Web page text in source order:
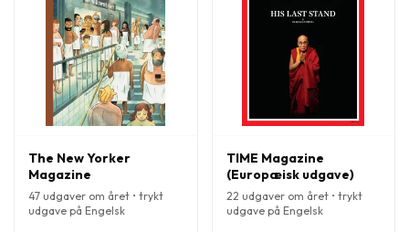
The New Yorker
Magazine
47 udgaver om året • trykt
udgave på Engelsk
TIME Magazine
(Europæisk udgave)
22 udgaver om året • trykt
udgave på Engelsk